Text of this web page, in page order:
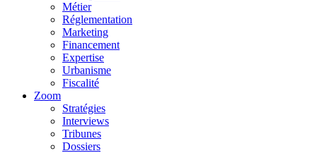
Métier
Réglementation
Marketing
Financement
Expertise
Urbanisme
Fiscalité
Zoom
Stratégies
Interviews
Tribunes
Dossiers